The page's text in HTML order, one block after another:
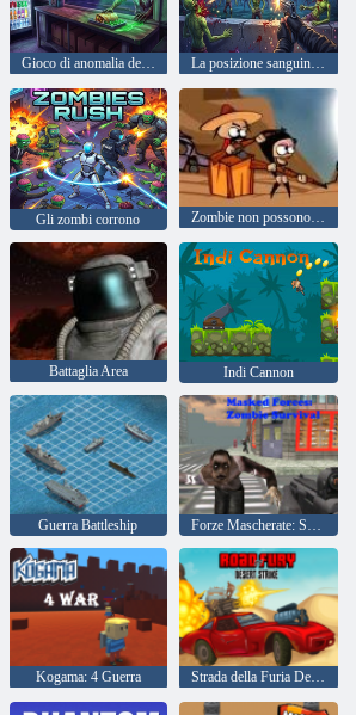
Gioco di anomalia del chiosco Shawarma La posizione sanguinaria
Gli zombi corrono Zombie non possono saltare
Battaglia Area Indi Cannon
Guerra Battleship Forze Mascherate: Sopravvivenza Zombie
Kogama: 4 Guerra Strada della Furia Desert Strike